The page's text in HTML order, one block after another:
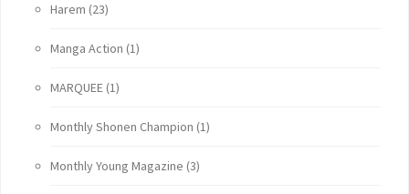
Harem (23)
Manga Action (1)
MARQUEE (1)
Monthly Shonen Champion (1)
Monthly Young Magazine (3)